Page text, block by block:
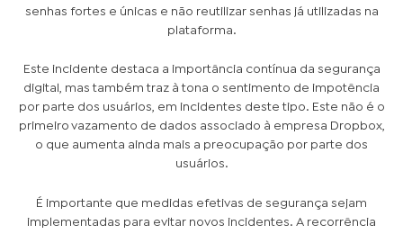
senhas fortes e únicas e não reutilizar senhas já utilizadas na
plataforma.
Este incidente destaca a importância contínua da segurança
digital, mas também traz à tona o sentimento de impotência
por parte dos usuários, em incidentes deste tipo. Este não é o
primeiro vazamento de dados associado à empresa Dropbox,
o que aumenta ainda mais a preocupação por parte dos
usuários.
É importante que medidas efetivas de segurança sejam
implementadas para evitar novos incidentes. A recorrência